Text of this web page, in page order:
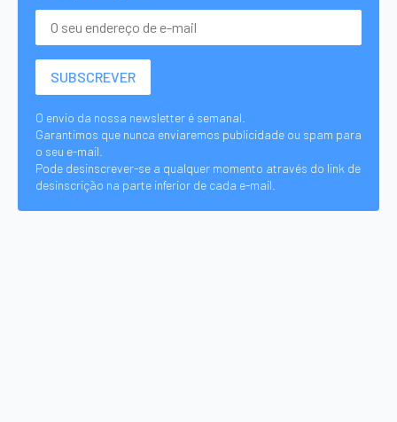
O envio da nossa newsletter é semanal.
Garantimos que nunca enviaremos publicidade ou spam para
o seu e-mail.
Pode desinscrever-se a qualquer momento através do link de
desinscrição na parte inferior de cada e-mail.